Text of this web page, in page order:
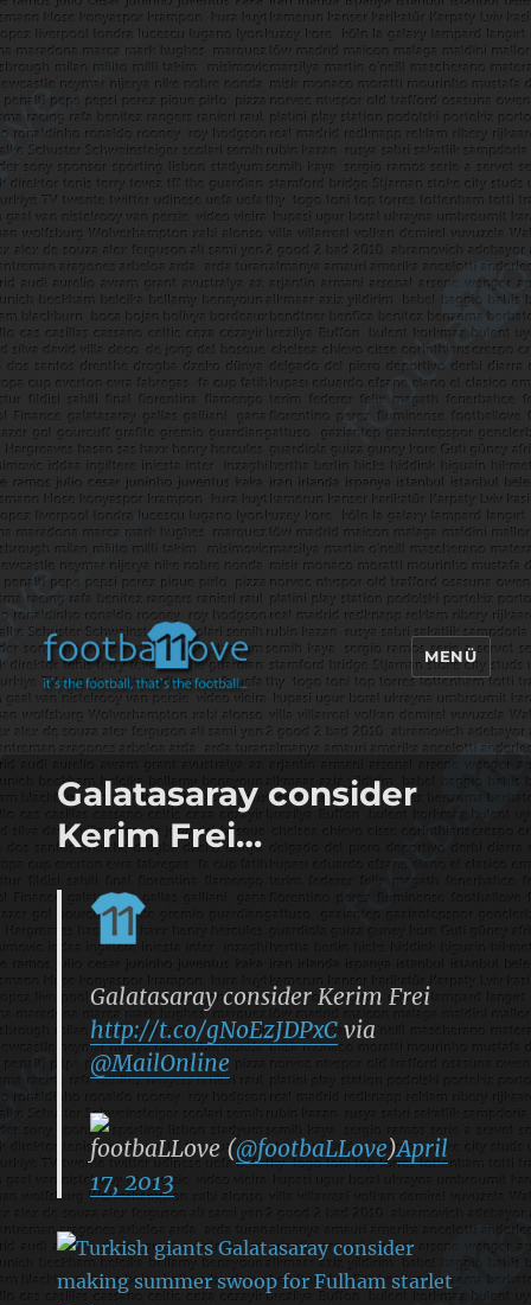
footbaLLove
MENÜ
Galatasaray consider
Kerim Frei…
Galatasaray consider Kerim Frei
http://t.co/gNoEzJDPxCvia
@MailOnline
footbaLLove (@footbaLLove)April
17, 2013